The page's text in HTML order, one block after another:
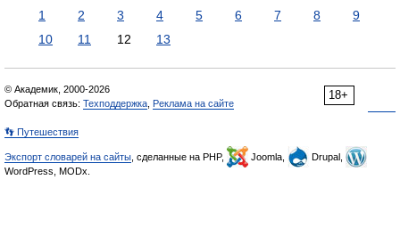
1 2 3 4 5 6 7 8
9
10
11 12 13
18+
© Академик, 2000-2026
Обратная связь: Техподдержка Реклама на сайте
👣 Путешествия
Экспорт словарей на сайты , сделанные на PHP, Joomla,
Drupal,
WordPress, MODx.